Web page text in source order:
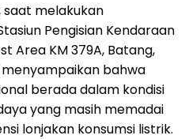
saat melakukan
Pengisian Kendaraan
Area KM 379A, Batang,
bahwa
berada dalam kondisi
yang masih memadai
lonjakan konsumsi listrik.